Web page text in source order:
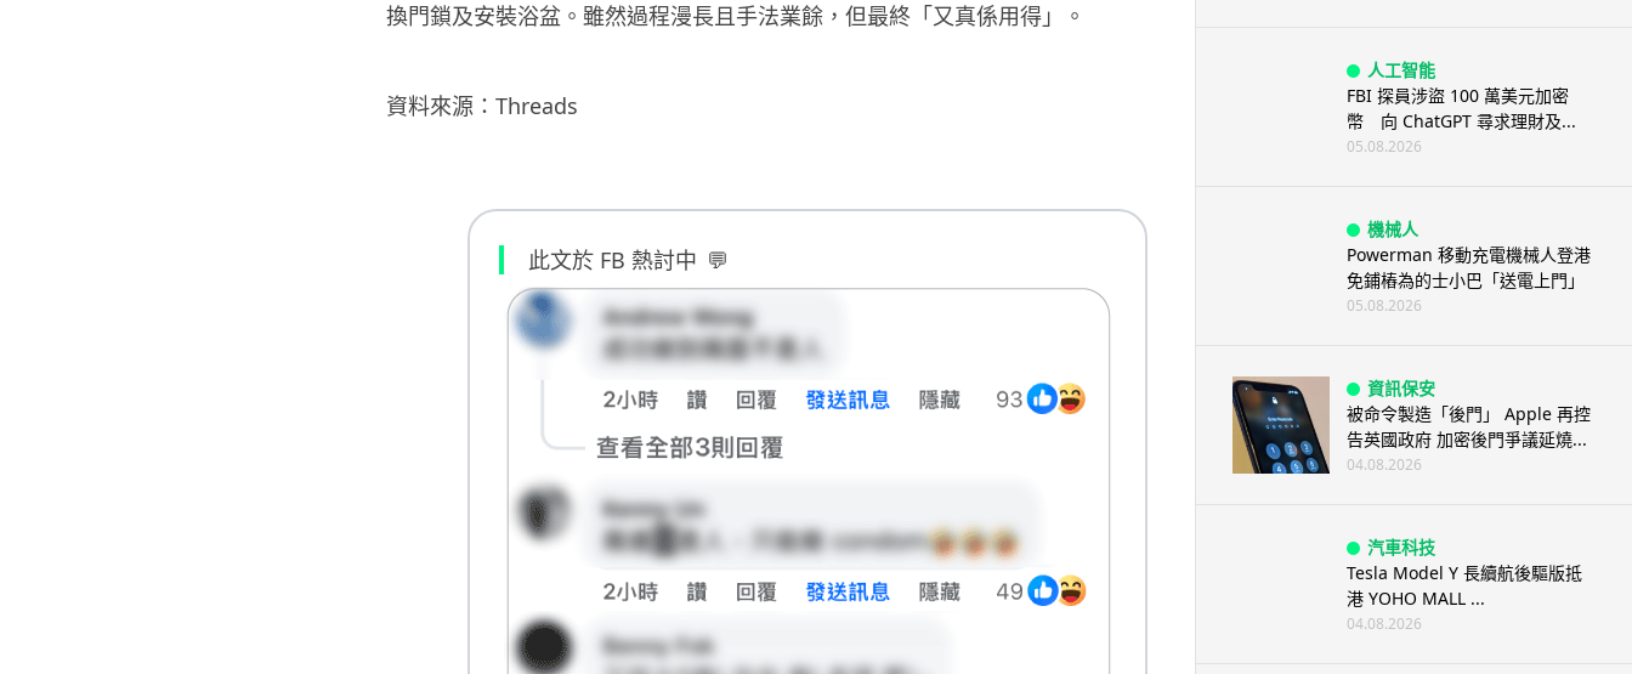
換門鎖及安裝浴盆。雖然過程漫長且手法業餘，但最終「又真係用得」。
資料來源：Threads
此文於 FB 熱討中 💬
人工智能
FBI 探員涉盜 100 萬美元加密
幣 向 ChatGPT 尋求理財及...
05.08.2026
機械人
Powerman 移動充電機械人登港
免鋪樁為的士小巴「送電上門」
05.08.2026
資訊保安
被命令製造「後門」 Apple 再控
告英國政府 加密後門爭議延燒...
04.08.2026
汽車科技
Tesla Model Y 長續航後驅版抵
港 YOHO MALL ...
04.08.2026